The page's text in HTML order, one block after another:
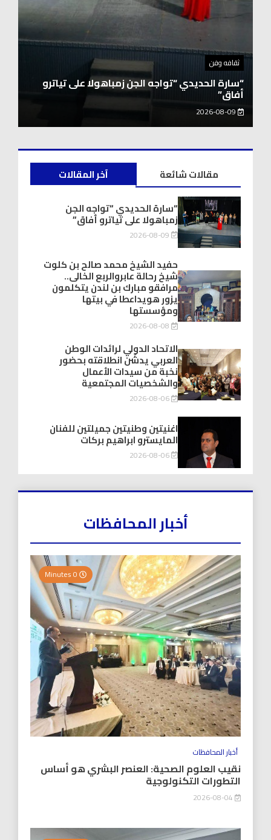
توك شو
حفيد الشيخ محمد صالح بن كلوت شيخ رحالة
عابروالربع الخالى.. مرافقو مبارك بن لندن يتكلمون
يزور هويداعطا في بيتها ومؤسستها
آخر المقالات
مقالات شائعة
“سارة الحديدي “تواجه الجن
زمباهولا على تياترو أفاق”
2026-08-09
حفيد الشيخ محمد صالح بن كلوت
شيخ رحالة عابروالربع الخالى..
مرافقو مبارك بن لندن يتكلمون
يزور هويداعطا في بيتها
ومؤسستها
2026-08-08
الاتحاد الدولي لرائدات الوطن
العربي يدشّن انطلاقته بحضور
نخبة من سيدات الأعمال
والشخصيات المجتمعية
2026-08-06
اغنيتين وطنيتين جميلتين للفنان
المايسترو ابراهيم بركات
2026-08-06
أخبار المحافظات
أخبار المحافظات
نقيب العلوم الصحية: العنصر البشري هو أساس
التطورات التكنولوجية